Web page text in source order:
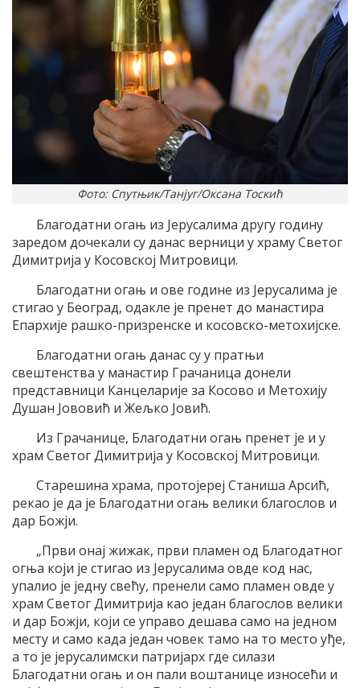
Фото: Спутњик/Танјуг/Оксана Тоскић
Благодатни огањ из Јерусалима другу годину
заредом дочекали су данас верници у храму Светог
Димитрија у Косовској Митровици.
Благодатни огањ и ове године из Јерусалима је
стигао у Београд, одакле је пренет до манастира
Епархије рашко-призренске и косовско-метохијске.
Благодатни огањ данас су у пратњи
свештенства у манастир Грачаница донели
представници Канцеларије за Косово и Метохију
Душан Јововић и Жељко Јовић.
Из Грачанице, Благодатни огањ пренет је и у
храм Светог Димитрија у Косовској Митровици.
Старешина храма, протојереј Станиша Арсић,
рекао је да је Благодатни огањ велики благослов и
дар Божји.
„Први онај жижак, први пламен од Благодатног
огња који је стигао из Јерусалима овде код нас,
упалио је једну свећу, пренели само пламен овде у
храм Светог Димитрија као један благослов велики
и дар Божји, који се управо дешава само на једном
месту и само када један човек тамо на то место уђе,
а то је јерусалимски патријарх где силази
Благодатни огањ и он пали воштанице износећи и